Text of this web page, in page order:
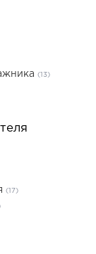
(13)
(17)